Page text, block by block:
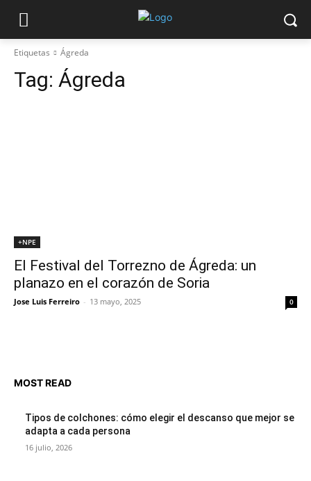
Etiquetas Ágreda
Tag: Ágreda
+NPE
El Festival del Torrezno de Ágreda: un
planazo en el corazón de Soria
Jose Luis Ferreiro - 13 mayo, 2025 0
MOST READ
Tipos de colchones: cómo elegir el descanso que mejor se
adapta a cada persona
16 julio, 2026